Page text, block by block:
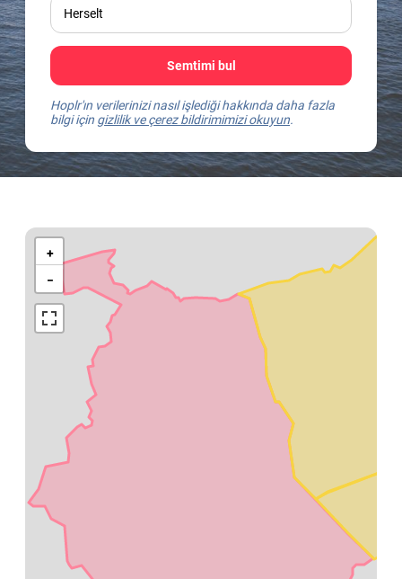
Semtimi bul
Hoplr'ın verilerinizi nasıl işlediği hakkında daha fazla
bilgi için gizlilik ve çerez bildirimimizi okuyun.
Kaart
Herselt
+
−